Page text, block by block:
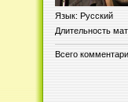
Язык: Русский
Длительность
Всего